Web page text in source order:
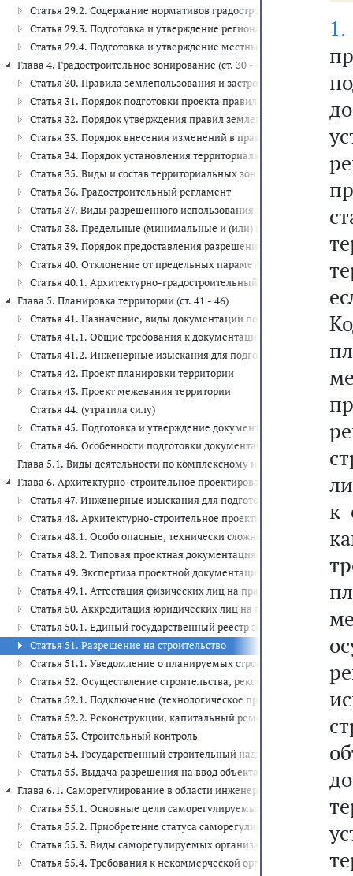
Статья 29.2. Содержание нормативов градостроительного
Статья 29.3. Подготовка и утверждение региональных
Статья 29.4. Подготовка и утверждение местных нормативов
Глава 4. Градостроительное зонирование (ст. 30 - 40.1)
Статья 30. Правила землепользования и застройки
Статья 31. Порядок подготовки проекта правил землепользования
Статья 32. Порядок утверждения правил землепользования и
Статья 33. Порядок внесения изменений в правила
Статья 34. Порядок установления территориальных зон
Статья 35. Виды и состав территориальных зон
Статья 36. Градостроительный регламент
Статья 37. Виды разрешенного использования земельных
Статья 38. Предельные (минимальные и (или) максимальные)
Статья 39. Порядок предоставления разрешения на условно
Статья 40. Отклонение от предельных параметров разрешенного
Статья 40.1. Архитектурно-градостроительный облик объекта
Глава 5. Планировка территории (ст. 41 - 46)
Статья 41. Назначение, виды документации по планировке
Статья 41.1. Общие требования к документации по планировке
Статья 41.2. Инженерные изыскания для подготовки
Статья 42. Проект планировки территории
Статья 43. Проект межевания территории
Статья 44. (утратила силу)
Статья 45. Подготовка и утверждение документации по
Статья 46. Особенности подготовки документации по
Глава 5.1. Виды деятельности по комплексному и устойчивому
Глава 6. Архитектурно-строительное проектирование,
Статья 47. Инженерные изыскания для подготовки проектной
Статья 48. Архитектурно-строительное проектирование
Статья 48.1. Особо опасные, технически сложные и уникальные
Статья 48.2. Типовая проектная документация
Статья 49. Экспертиза проектной документации и результатов
Статья 49.1. Аттестация физических лиц на право подготовки
Статья 50. Аккредитация юридических лиц на право проведения
Статья 50.1. Единый государственный реестр заключений
Статья 51. Разрешение на строительство
Статья 51.1. Уведомление о планируемых строительстве или
Статья 52. Осуществление строительства, реконструкции,
Статья 52.1. Подключение (технологическое присоединение)
Статья 52.2. Реконструкции, капитальный ремонт
Статья 53. Строительный контроль
Статья 54. Государственный строительный надзор
Статья 55. Выдача разрешения на ввод объекта в эксплуатацию
Глава 6.1. Саморегулирование в области инженерных изысканий,
Статья 55.1. Основные цели саморегулируемых организаций в
Статья 55.2. Приобретение статуса саморегулируемой
Статья 55.3. Виды саморегулируемых организаций
Статья 55.4. Требования к некоммерческой организации,
1.
к